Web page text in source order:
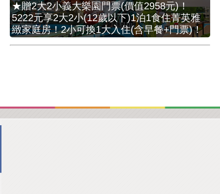
★贈2大2小義大樂園門票(價值2958元)！
5222元享2大2小(12歲以下)1泊1食住菁英雅
緻家庭房！2小可換1大入住(含早餐+門票)！